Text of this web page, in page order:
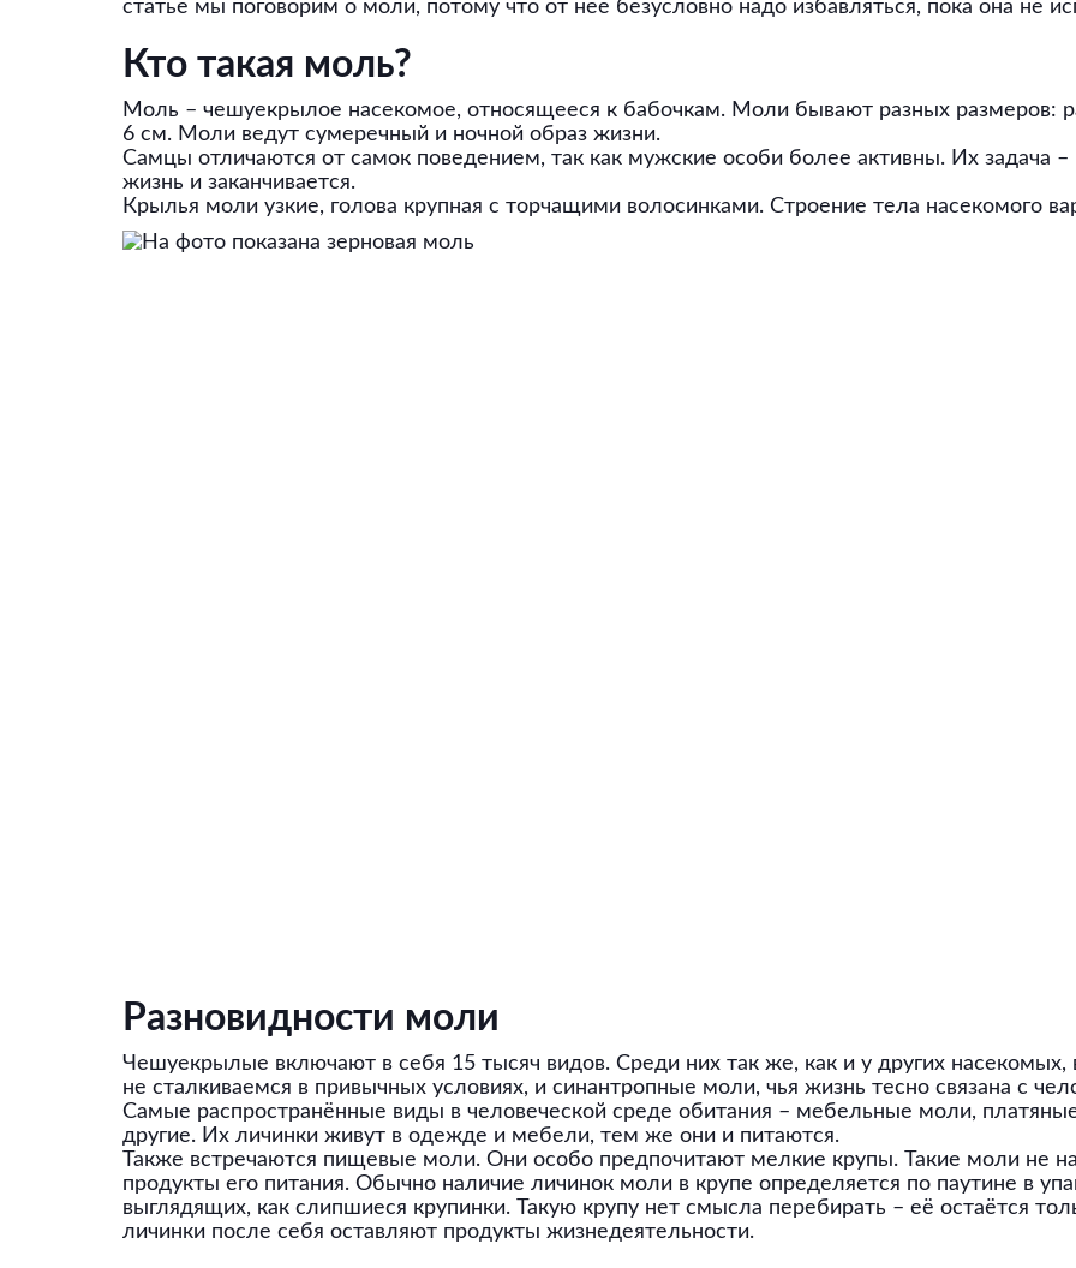
статье мы поговорим о моли, потому что от неё безусловно надо избавляться, пока она не
Кто такая моль?
Моль – чешуекрылое насекомое, относящееся к бабочкам. Моли бывают разных размеров:
6 см. Моли ведут сумеречный и ночной образ жизни.
Самцы отличаются от самок поведением, так как мужские особи более активны. Их задача –
жизнь и заканчивается.
Крылья моли узкие, голова крупная с торчащими волосинками. Строение тела насекомого
Разновидности моли
Чешуекрылые включают в себя 15 тысяч видов. Среди них так же, как и у других
не сталкиваемся в привычных условиях, и синантропные моли, чья жизнь тесно связана с
Самые распространённые виды в человеческой среде обитания – мебельные моли,
другие. Их личинки живут в одежде и мебели, тем же они и питаются.
Также встречаются пищевые моли. Они особо предпочитают мелкие крупы. Такие моли не
продукты его питания. Обычно наличие личинок моли в крупе определяется по паутине в
выглядящих, как слипшиеся крупинки. Такую крупу нет смысла перебирать – её остаётся
личинки после себя оставляют продукты жизнедеятельности.